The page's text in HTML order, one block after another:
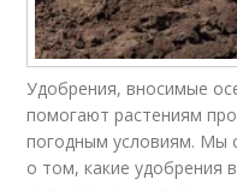
Удобрения, вносимые
помогают растениям
погодным условиям. Мы
о том, какие удобрения